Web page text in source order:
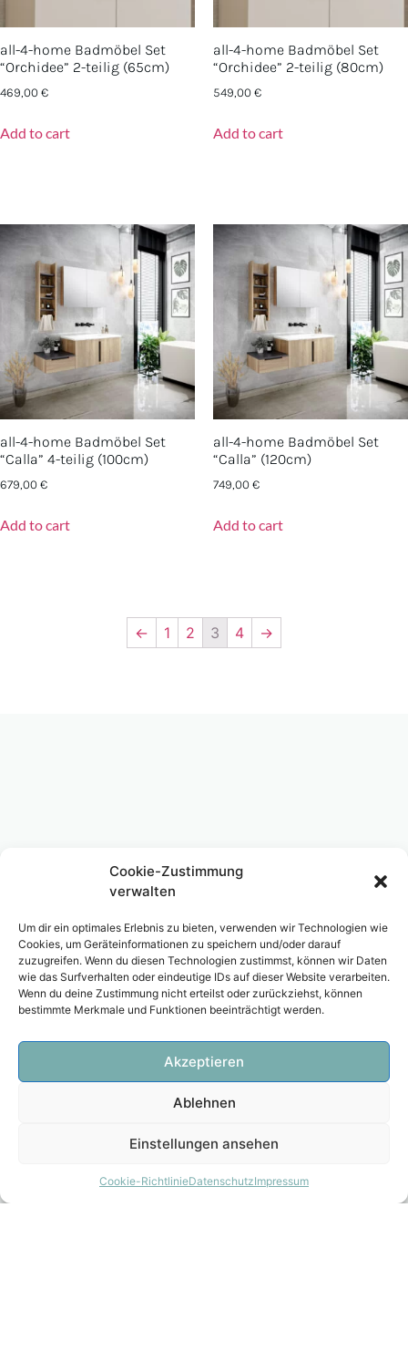
Cookie-Zustimmung
verwalten
Um dir ein optimales Erlebnis zu bieten, verwenden wir Technologien wie
Cookies, um Geräteinformationen zu speichern und/oder darauf
zuzugreifen. Wenn du diesen Technologien zustimmst, können wir Daten
wie das Surfverhalten oder eindeutige IDs auf dieser Website verarbeiten.
Wenn du deine Zustimmung nicht erteilst oder zurückziehst, können
bestimmte Merkmale und Funktionen beeinträchtigt werden.
Akzeptieren
Ablehnen
Einstellungen ansehen
Cookie-RichtlinieDatenschutzImpressum
all-4-home Badmöbel Set
“Orchidee” 2-teilig (65cm)
469,00€
Add to cart
all-4-home Badmöbel Set
“Orchidee” 2-teilig (80cm)
549,00€
Add to cart
all-4-home Badmöbel Set
“Calla” 4-teilig (100cm)
679,00€
Add to cart
all-4-home Badmöbel Set
“Calla” (120cm)
749,00€
Add to cart
← 1 2 3 4 →